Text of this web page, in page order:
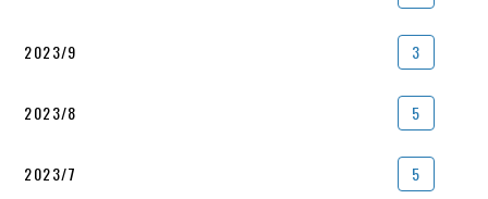
2023/9 3
2023/8 5
2023/7 5